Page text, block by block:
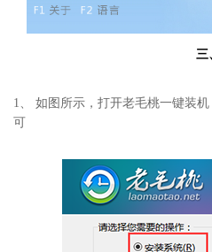
三
1、 如图所示，打开老毛桃一键装
可